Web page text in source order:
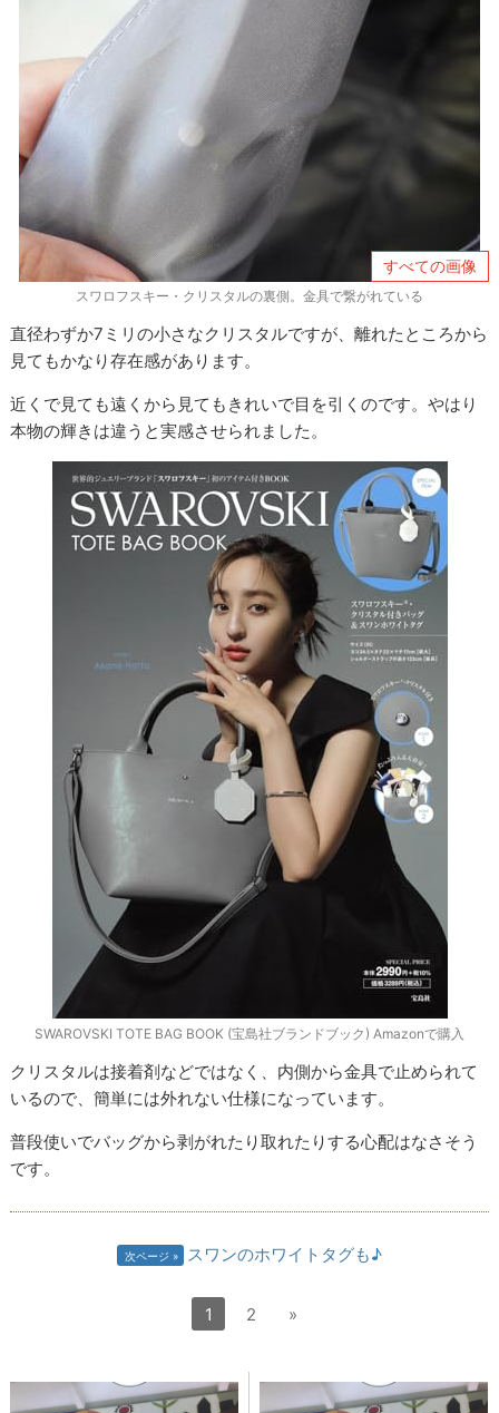
すべての画像
スワロフスキー・クリスタルの裏側。金具で繋がれている
直径わずか7ミリの小さなクリスタルですが、離れたところから
見てもかなり存在感があります。
近くで見ても遠くから見てもきれいで目を引くのです。やはり
本物の輝きは違うと実感させられました。
SWAROVSKI TOTE BAG BOOK (宝島社ブランドブック) Amazonで購入
クリスタルは接着剤などではなく、内側から金具で止められて
いるので、簡単には外れない仕様になっています。
普段使いでバッグから剥がれたり取れたりする心配はなさそう
です。
次ページ スワンのホワイトタグも♪
1 2 »